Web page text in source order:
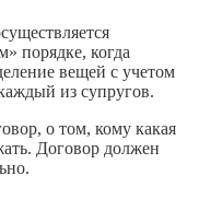
порядке, когда
вещей с учетом
из супругов.
о том, кому какая
Договор должен